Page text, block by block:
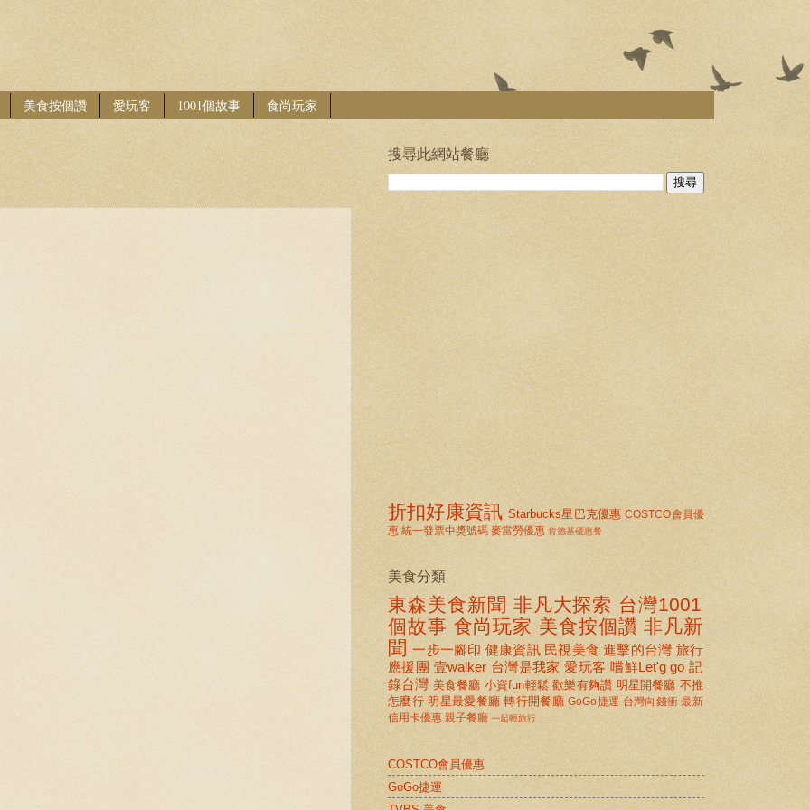
美食按個讚 愛玩客 1001個故事 食尚玩家
搜尋此網站餐廳
折扣好康資訊 Starbucks星巴克優惠 COSTCO會員優
惠 統一發票中獎號碼 麥當勞優惠 肯德基優惠餐
美食分類
東森美食新聞 非凡大探索 台灣1001
個故事 食尚玩家 美食按個讚 非凡新
聞 一步一腳印 健康資訊 民視美食 進擊的台灣 旅行
應援團 壹walker 台灣是我家 愛玩客 嚐鮮Let'g go 記
錄台灣 美食餐廳 小資fun輕鬆 歡樂有夠讚 明星開餐廳 不推
怎麼行 明星最愛餐廳 轉行開餐廳 GoGo捷運 台灣向錢衝 最新
信用卡優惠 親子餐廳 一起輕旅行
COSTCO會員優惠
GoGo捷運